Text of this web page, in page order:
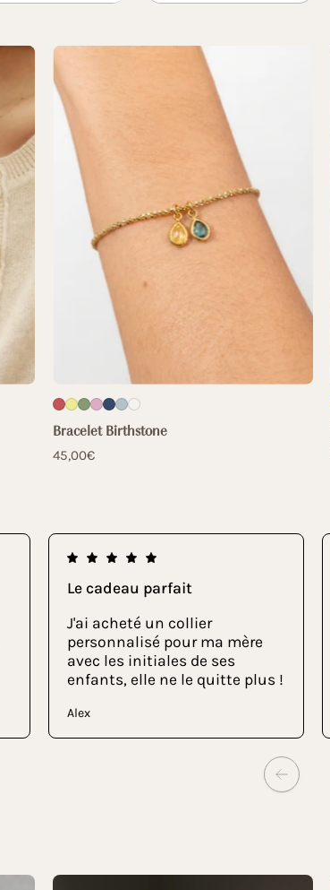
Bracelet
Birthstone
Bracelet Birthstone
45,00€
Le cadeau parfait
J'ai acheté un collier
personnalisé pour ma mère
avec les initiales de ses
enfants, elle ne le quitte plus !
Alex